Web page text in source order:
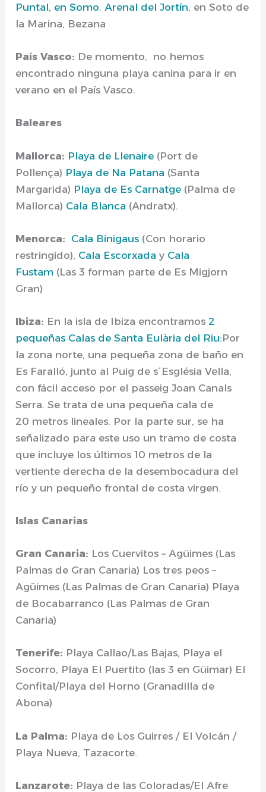
Puntal, en Somo. Arenal del Jortín, en Soto de
la Marina, Bezana
País Vasco: De momento, no hemos
encontrado ninguna playa canina para ir en
verano en el País Vasco.
Baleares
Mallorca: Playa de Llenaire (Port de
Pollença) Playa de Na Patana (Santa
Margarida) Playa de Es Carnatge (Palma de
Mallorca) Cala Blanca (Andratx).
Menorca: Cala Binigaus (Con horario
restringido), Cala Escorxada y Cala
Fustam (Las 3 forman parte de Es Migjorn
Gran)
Ibiza: En la isla de Ibiza encontramos 2
pequeñas Calas de Santa Eulària del Riu:Por
la zona norte, una pequeña zona de baño en
Es Faralló, junto al Puig de s´Església Vella,
con fácil acceso por el passeig Joan Canals
Serra. Se trata de una pequeña cala de
20 metros lineales. Por la parte sur, se ha
señalizado para este uso un tramo de costa
que incluye los últimos 10 metros de la
vertiente derecha de la desembocadura del
río y un pequeño frontal de costa virgen.
Islas Canarias
Gran Canaria: Los Cuervitos – Agüimes (Las
Palmas de Gran Canaria) Los tres peos –
Agüimes (Las Palmas de Gran Canaria) Playa
de Bocabarranco (Las Palmas de Gran
Canaria)
Tenerife: Playa Callao/Las Bajas, Playa el
Socorro, Playa El Puertito (las 3 en Güimar) El
Confital/Playa del Horno (Granadilla de
Abona)
La Palma: Playa de Los Guirres / El Volcán /
Playa Nueva, Tazacorte.
Lanzarote: Playa de las Coloradas/El Afre